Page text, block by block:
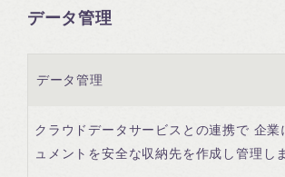
データ管理
データ管理
クラウドデータサービスとの連携で 企業
ュメントを安全な収納先を作成し管理し